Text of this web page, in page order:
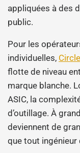
appliquées à des
public.
Pour les
individuelles,
flotte de niveau
marque blanche.
ASIC, la
d’outillage. À
deviennent de
que tout